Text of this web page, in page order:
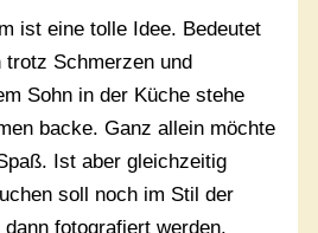
ist eine tolle Idee. Bedeutet
Schmerzen und
Sohn in der Küche stehe
backe. Ganz allein möchte
Ist aber gleichzeitig
soll noch im Stil der
fotografiert werden.